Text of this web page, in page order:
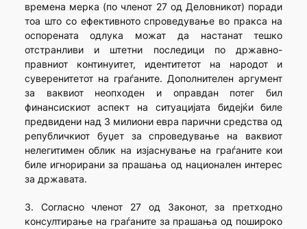
времена мерка (по членот 27 од Деловникот) поради
тоа што со ефективното спроведување во пракса на
оспорената одлука можат да настанат тешко
отстранливи и штетни последици по државно-
правниот континуитет, идентитетот на народот и
суверенитетот на граѓаните. Дополнителен аргумент
за ваквиот неопходен и оправдан потег бил
финансискиот аспект на ситуацијата бидејќи биле
предвидени над 3 милиони евра парични средства од
републичкиот буџет за спроведување на ваквиот
нелегитимен облик на изјаснување на граѓаните кои
биле игнорирани за прашања од национален интерес
за државата.
3. Согласно членот 27 од Законот, за претходно
консултирање на граѓаните за прашања од пошироко